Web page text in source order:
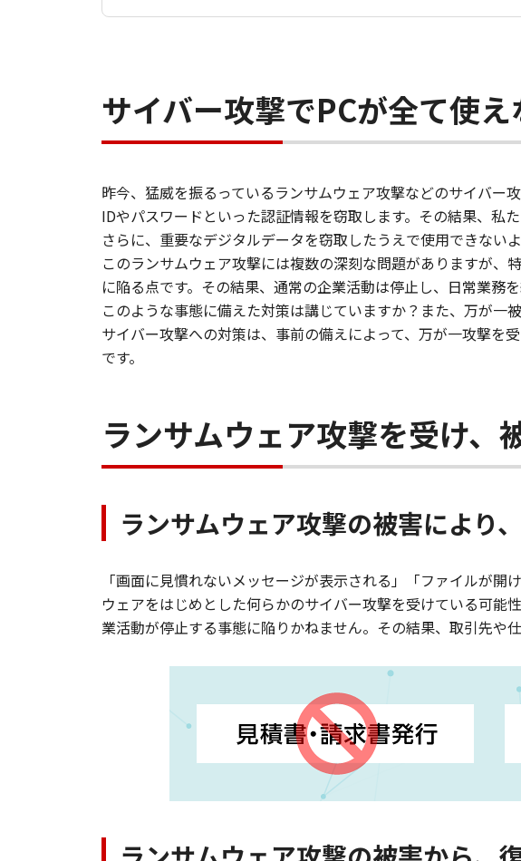
サイバー攻撃でPCが全て使
昨今、猛威を振るっているランサムウェア攻撃などのサイバー
IDやパスワードといった認証情報を窃取します。その結果、私
さらに、重要なデジタルデータを窃取したうえで使用できない
このランサムウェア攻撃には複数の深刻な問題がありますが
に陥る点です。その結果、通常の企業活動は停止し、日常業務
このような事態に備えた対策は講じていますか？また、万が一
サイバー攻撃への対策は、事前の備えによって、万が一攻撃を
です。
ランサムウェア攻撃を受け、
ランサムウェア攻撃の被害により
「画面に見慣れないメッセージが表示される」「ファイルが
ウェアをはじめとした何らかのサイバー攻撃を受けている可能
業活動が停止する事態に陥りかねません。その結果、取引先や